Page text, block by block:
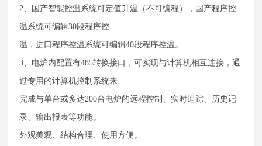
2、国产智能控温系统可定值升温（不可编程），国产程序控
温系统可编辑30段程序控
温，进口程序控温系统可编辑40段程序控温。
3、电炉内配置有485转换接口，可实现与计算机相互连接，通
过专用的计算机控制系统来
完成与单台或多达200台电炉的远程控制、实时追踪、历史记
录、输出报表等功能。
外观美观、结构合理、使用方便。